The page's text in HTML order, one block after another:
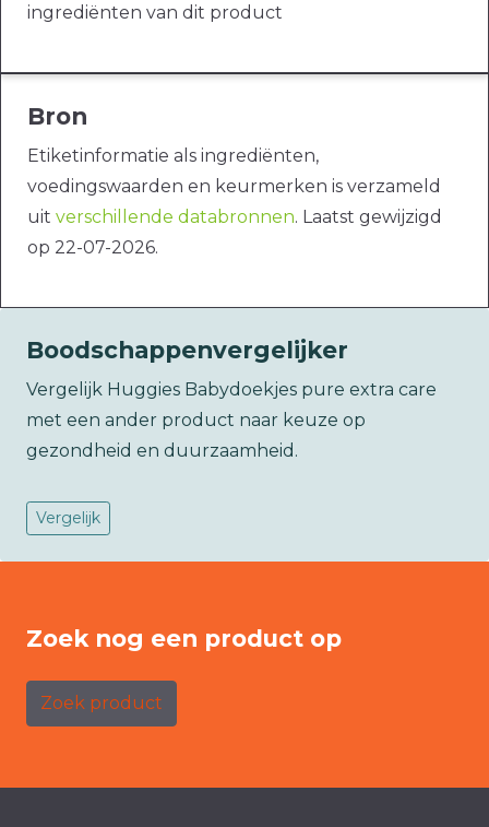
ingrediënten van dit product
Bron
Etiketinformatie als ingrediënten,
voedingswaarden en keurmerken is verzameld
uit verschillende databronnen. Laatst gewijzigd
op 22-07-2026.
Boodschappenvergelijker
Vergelijk Huggies Babydoekjes pure extra care
met een ander product naar keuze op
gezondheid en duurzaamheid.
Vergelijk
Zoek nog een product op
Zoek product